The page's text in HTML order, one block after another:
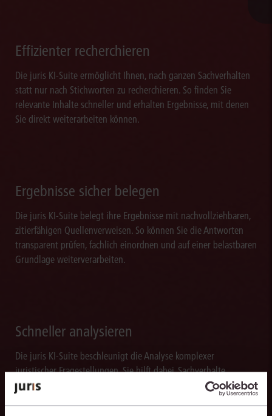
Effizienter recherchieren
Die juris KI-Suite ermöglicht Ihnen, nach ganzen Sachverhalten
statt nur nach Stichworten zu recherchieren. So finden Sie
relevante Inhalte schneller und erhalten Ergebnisse, mit denen
Sie direkt weiterarbeiten können.
Ergebnisse sicher belegen
Die juris KI-Suite belegt ihre Ergebnisse mit nachvollziehbaren,
zitierfähigen Quellenverweisen. So können Sie die Antworten
transparent prüfen, fachlich einordnen und auf einer belastbaren
Grundlage weiterverarbeiten.
Schneller analysieren
Die juris KI-Suite beschleunigt die Analyse komplexer
juristischer Fragestellungen. Sie hilft dabei, Sachverhalte
einzuordnen, Zusammenhänge zu erkennen und belastbare
Ansatzpunkte für die weitere Bearbeitung zu gewinnen. Dabei